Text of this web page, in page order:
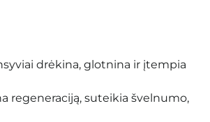
drėkina, glotnina ir įtempia
regeneraciją, suteikia švelnumo,